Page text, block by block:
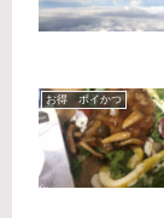
お得 ポイかつ